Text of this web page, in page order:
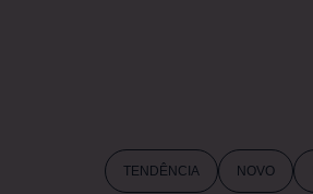
TENDÊNCIA NOVO